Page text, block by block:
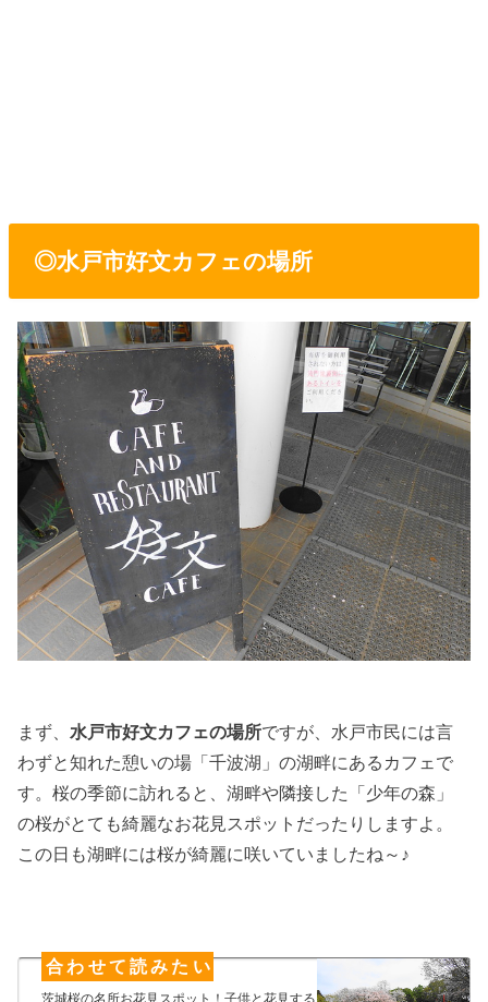
◎水戸市好文カフェの場所
まず、 水戸市好文カフェの場所ですが、水戸市民には言
わずと知れた憩いの場「千波湖」の湖畔にあるカフェで
す。桜の季節に訪れると、湖畔や隣接した「少年の森」
の桜がとても綺麗なお花見スポットだったりしますよ。
この日も湖畔には桜が綺麗に咲いていましたね～♪
茨城桜の名所お花見スポット！子供と花見する